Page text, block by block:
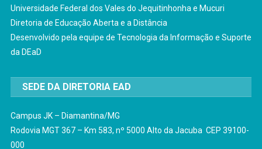
Universidade Federal dos Vales do Jequitinhonha e Mucuri
Diretoria de Educação Aberta e a Distância
Desenvolvido pela equipe de Tecnologia da Informação e Suporte
da DEaD
SEDE DA DIRETORIA EAD
Campus JK – Diamantina/MG
Rodovia MGT 367 – Km 583, nº 5000 Alto da Jacuba CEP 39100-
000